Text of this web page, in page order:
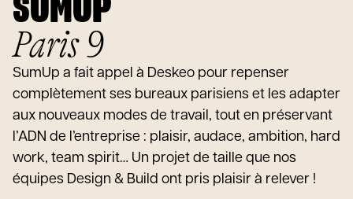
SUMUP
Paris 9
SumUp a fait appel à Deskeo pour repenser
complètement ses bureaux parisiens et les adapter
aux nouveaux modes de travail, tout en préservant
l’ADN de l’entreprise : plaisir, audace, ambition, hard
work, team spirit… Un projet de taille que nos
équipes Design & Build ont pris plaisir à relever !